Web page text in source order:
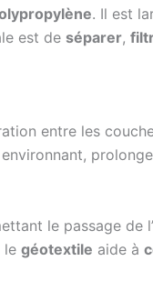
. Il est
est de séparer,
entre les
le passage de
le géotextile aide à